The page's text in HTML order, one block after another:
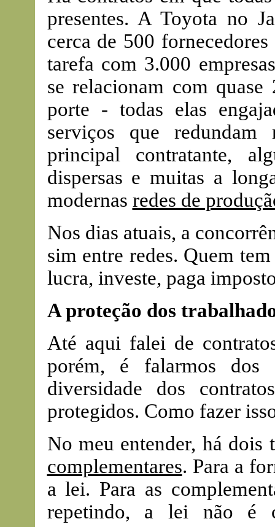
presentes. A Toyota no
cerca de 500
tarefa com 3.000
se relacionam com
porte - todas elas
serviços que
principal contratante,
dispersas e muitas a
modernas redes de
Nos dias atuais, a
sim entre redes. Quem
lucra, investe, paga
A proteção dos
Até aqui falei de
porém, é falarmos dos
diversidade dos
protegidos. Como fazer
No meu entender, há
complementares. Para a
a lei. Para as
repetindo, a lei não é